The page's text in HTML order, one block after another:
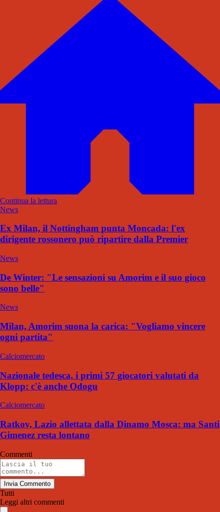
Continua la lettura
News
Ex Milan, il Nottingham punta Moncada: l'ex
dirigente rossonero può ripartire dalla Premier
News
De Winter: "Le sensazioni su Amorim e il suo gioco
sono belle"
News
Milan, Amorim suona la carica: "Vogliamo vincere
ogni partita"
Calciomercato
Nazionale tedesca, i primi 57 giocatori valutati da
Klopp: c'è anche Odogu
Calciomercato
Ratkov, Lazio allettata dalla Dinamo Mosca: ma Santi
Gimenez resta lontano
Commenti
Invia Commento
Tutti
Leggi altri commenti